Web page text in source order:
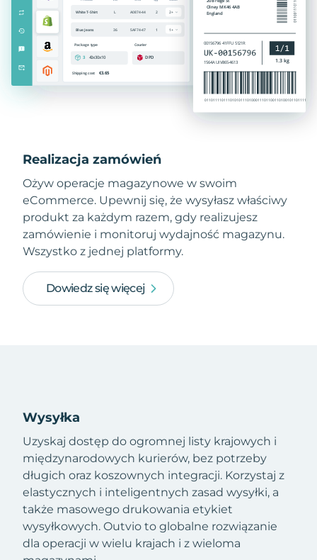
Realizacja zamówień
Ożyw operacje magazynowe w swoim
eCommerce. Upewnij się, że wysyłasz właściwy
produkt za każdym razem, gdy realizujesz
zamówienie i monitoruj wydajność magazynu.
Wszystko z jednej platformy.
Dowiedz się więcej
Wysyłka
Uzyskaj dostęp do ogromnej listy krajowych i
międzynarodowych kurierów, bez potrzeby
długich oraz koszownych integracji. Korzystaj z
elastycznych i inteligentnych zasad wysyłki, a
także masowego drukowania etykiet
wysyłkowych. Outvio to globalne rozwiązanie
dla operacji w wielu krajach i z wieloma